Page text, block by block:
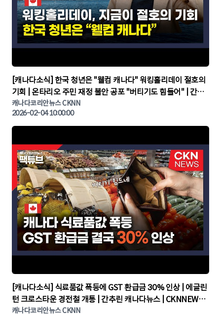
▶
[캐나다소식] 한국 청년은 "웰컴 캐나다" 워킹홀리데이 절호의
기회 | 온타리오 주민 재정 불안 공포 "버티기도 힘들어" | 간추
린 캐나다뉴스 | CKNNEWS, 캐나다코리안뉴스
캐나다코리안뉴스 CKNN
2026-02-04 10:00:00
▶
[캐나다소식] 식료품값 폭등에 GST 환급금 30% 인상 | 에글린
턴 크로스타운 경전철 개통 | 간추린 캐나다뉴스 | CKNNEWS,
캐나다코리안뉴스
캐나다코리안뉴스 CKNN